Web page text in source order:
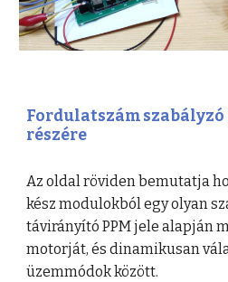
Fordulatszám
részére
Az oldal röviden bemutatja
kész modulokból egy olyan
távirányító PPM jele alapján
motorját, és dinamikusan
üzemmódok között.